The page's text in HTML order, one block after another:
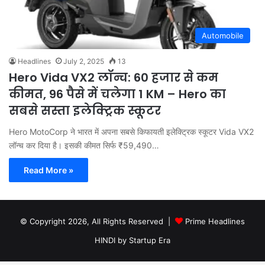
Automobile
Headlines July 2, 2025 13
Hero Vida VX2 लॉन्च: 60 हजार से कम
कीमत, 96 पैसे में चलेगा 1 KM – Hero का
सबसे सस्ता इलेक्ट्रिक स्कूटर
Hero MotoCorp ने भारत में अपना सबसे किफायती इलेक्ट्रिक स्कूटर Vida VX2
लॉन्च कर दिया है। इसकी कीमत सिर्फ ₹59,490…
Read More »
© Copyright 2026, All Rights Reserved |
Prime Headlines
HINDI by Startup Era